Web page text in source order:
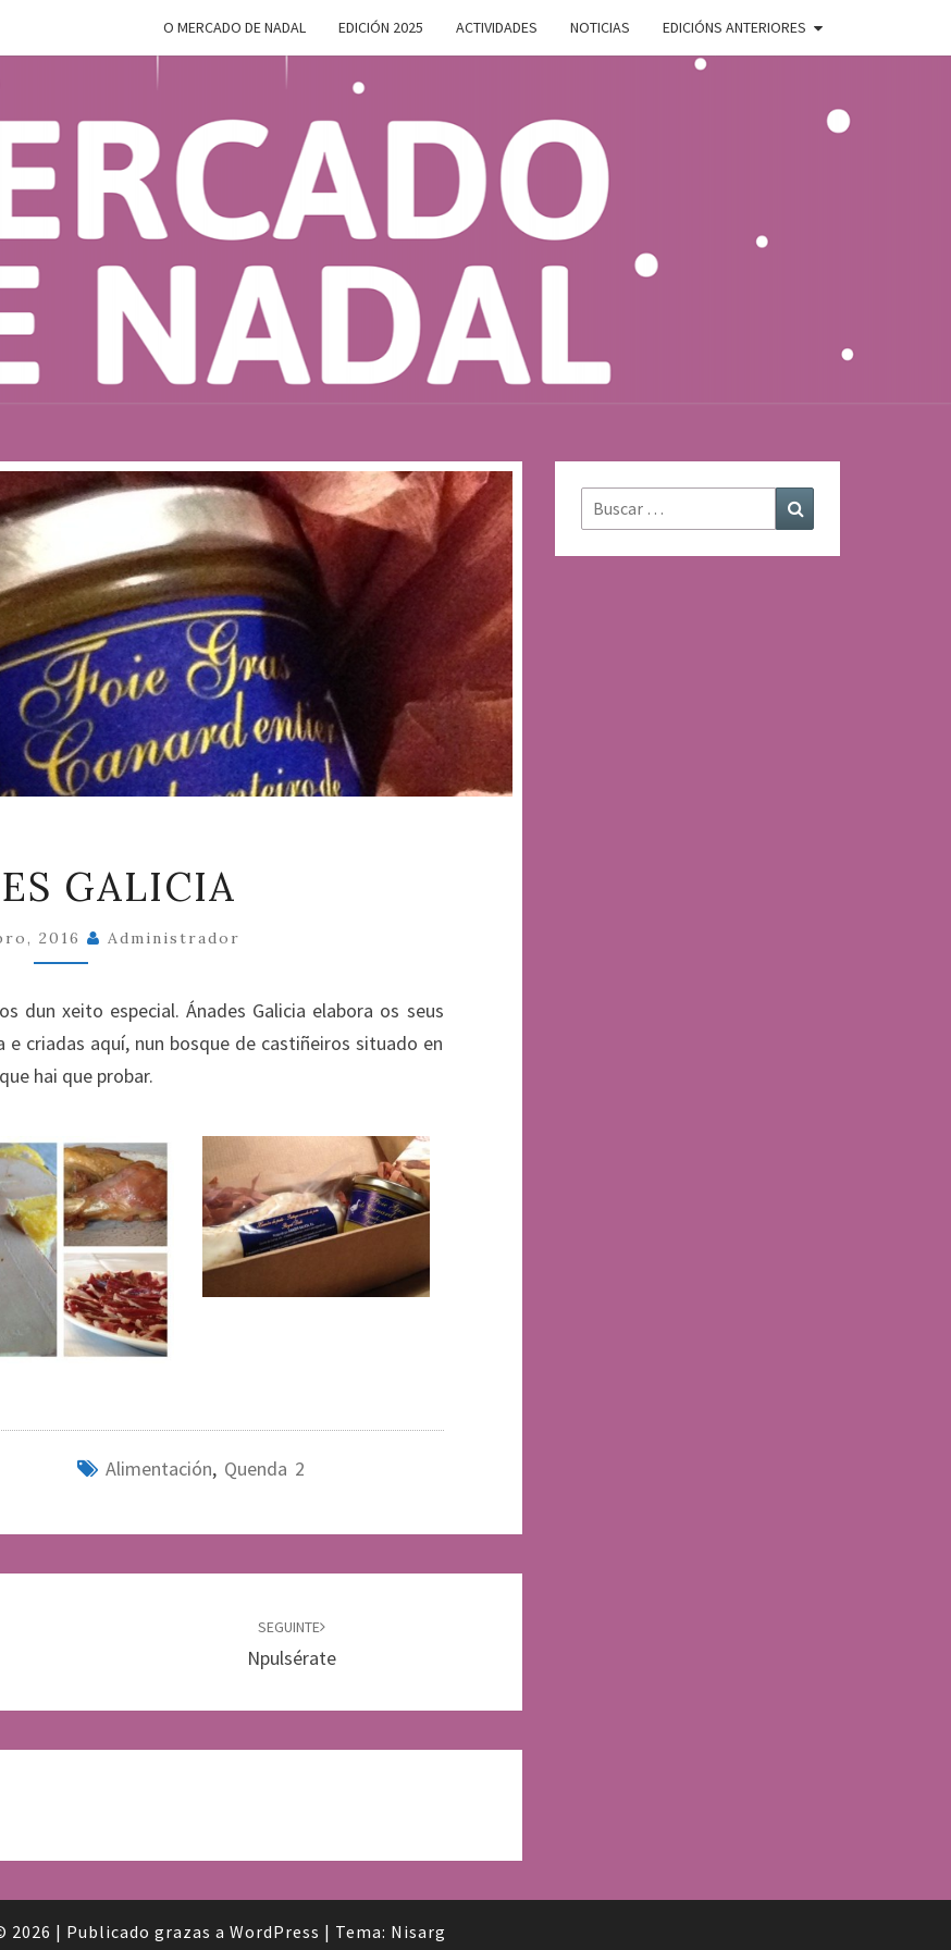
O MERCADO DE NADAL EDICIÓN 2025 ACTIVIDADES NOTICIAS EDICIÓNS ANTERIORES
MERCADO
DE
Do 28 De
Novembro
Ao 5 De
Xaneiro En
Compostela
GALICIA
GALICIA
2016 Administrador
dun xeito especial. Ánades Galicia elabora os seus
e criadas aquí, nun bosque de castiñeiros situado en
hai que probar.
Alimentación, Quenda 2
SEGUINTE
Npulsérate
Buscar:
2026 | Publicado grazas a WordPress | Tema: Nisarg